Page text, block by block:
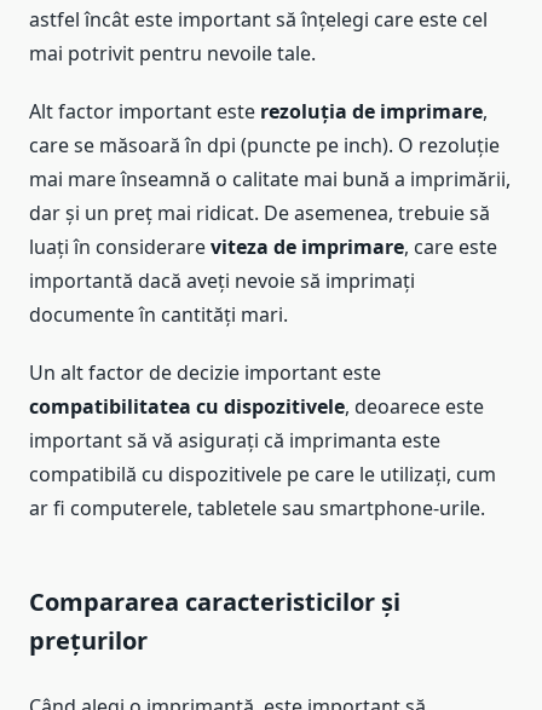
astfel încât este important să înțelegi care este cel
mai potrivit pentru nevoile tale.
Alt factor important este rezoluția de imprimare,
care se măsoară în dpi (puncte pe inch). O rezoluție
mai mare înseamnă o calitate mai bună a imprimării,
dar și un preț mai ridicat. De asemenea, trebuie să
luați în considerareviteza de imprimare, care este
importantă dacă aveți nevoie să imprimați
documente în cantități mari.
Un alt factor de decizie important este
compatibilitatea cu dispozitivele, deoarece este
important să vă asigurați că imprimanta este
compatibilă cu dispozitivele pe care le utilizați, cum
ar fi computerele, tabletele sau smartphone-urile.
Compararea caracteristicilor și
prețurilor